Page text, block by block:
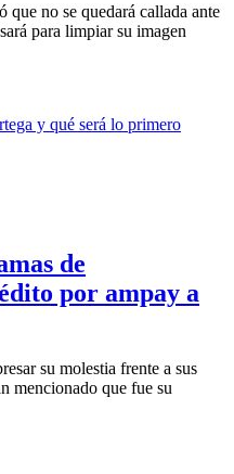
no se quedará callada ante
para limpiar su imagen
de
por ampay a
su molestia frente a sus
mencionado que fue su